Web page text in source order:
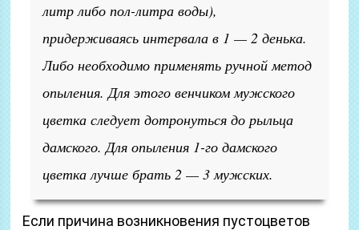
литр либо пол-литра воды),
придерживаясь интервала в 1 — 2 денька.
Либо необходимо применять ручной метод
опыления. Для этого венчиком мужского
цветка следует дотронуться до рыльца
дамского. Для опыления 1-го дамского
цветка лучше брать 2 — 3 мужских.
Если причина возникновения пустоцветов